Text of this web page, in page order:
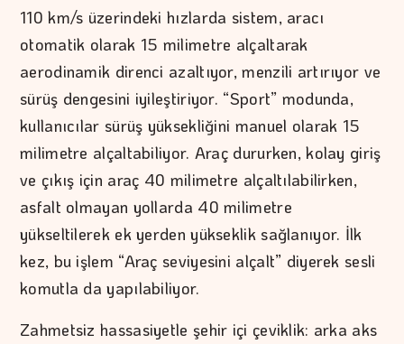
110 km/s üzerindeki hızlarda sistem, aracı
otomatik olarak 15 milimetre alçaltarak
aerodinamik direnci azaltıyor, menzili artırıyor ve
sürüş dengesini iyileştiriyor. “Sport” modunda,
kullanıcılar sürüş yüksekliğini manuel olarak 15
milimetre alçaltabiliyor. Araç dururken, kolay giriş
ve çıkış için araç 40 milimetre alçaltılabilirken,
asfalt olmayan yollarda 40 milimetre
yükseltilerek ek yerden yükseklik sağlanıyor. İlk
kez, bu işlem “Araç seviyesini alçalt” diyerek sesli
komutla da yapılabiliyor.
Zahmetsiz hassasiyetle şehir içi çeviklik: arka aks